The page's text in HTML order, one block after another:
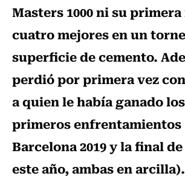
Masters 1000 ni su
cuatro mejores en un
superficie de cemento.
perdió por primera vez
a quien le había ganado
primeros enfrentamientos
Barcelona 2019 y la final
este año, ambas en arcilla).